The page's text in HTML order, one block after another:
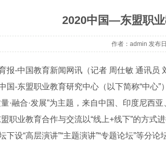
2020中国—东盟职
作者：admin 发布
报-中国教育新闻网讯（记者 周仕敏 通讯
国-东盟职业教育研究中心（以下简称“中心
量·融合·发展”为主题，来自中国、印度尼西
职业教育合作与交流以“线上+线下”的方式进
下设“高层演讲”“主题演讲”“专题论坛”等分